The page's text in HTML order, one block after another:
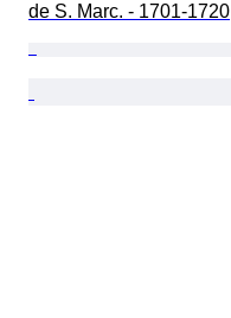
de S. Marc. - 1701-1720